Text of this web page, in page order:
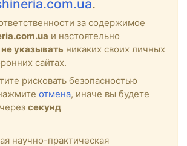
.
за содержимое
и настоятельно
не указывать никаких своих личных
сайтах.
рисковать безопасностью
отмена, иначе вы будете
секунд
научно-практическая